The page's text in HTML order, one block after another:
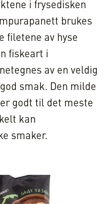
i frysedisken
brukes
filetene av hyse
fiskeart i
av en veldig
smak. Den milde
godt til det meste
kan
smaker.